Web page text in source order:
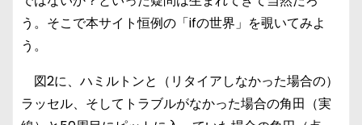
う。そこで本サイト恒例の「ifの世界」を覗いてみよ
う。
図2に、ハミルトンと（リタイアしなかった場合の）
ラッセル、そしてトラブルがなかった場合の角田（実